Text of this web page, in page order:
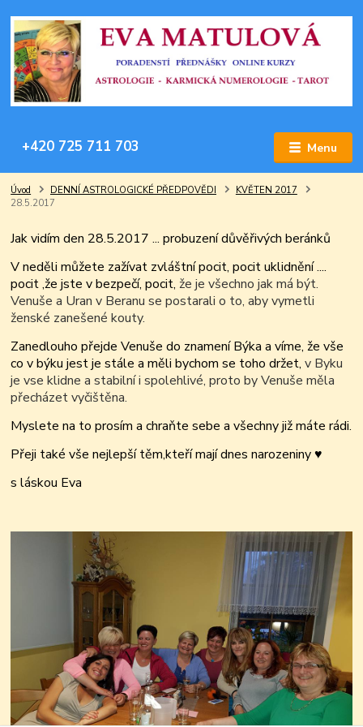
Menu
+420 725 711 703
Úvod DENNÍ ASTROLOGICKÉ PŘEDPOVĚDI
KVĚTEN 2017
28.5.2017
Jak vidím den 28.5.2017 ... probuzení důvěřivých beránků
V neděli můžete zažívat zvláštní pocit, pocit uklidnění ....
pocit ,že jste v bezpečí, pocit,že je všechno jak má být.
Venuše a Uran v Beranu se postarali o to, aby vymetli
ženské zanešené kouty.
Zanedlouho přejde Venuše do znamení Býka a víme, že vše
co v býku jest je stále a měli bychom se toho držet,v Byku
je vse klidne a stabilní i spolehlivé, proto by Venuše měla
přecházet vyčištěna.
Myslete na to prosím a chraňte sebe a všechny již máte rádi.
Přeji také vše nejlepší těm,kteří mají dnes narozeniny♥
s láskou Eva